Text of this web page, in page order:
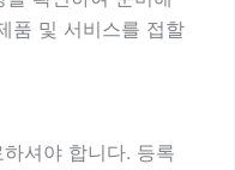
품 및 서비스를 접할
셔야 합니다. 등록